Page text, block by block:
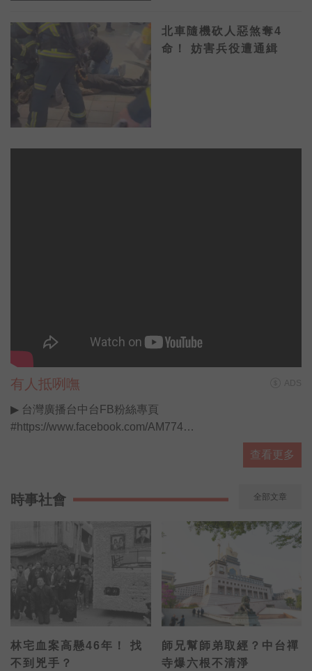
北車隨機砍人惡煞奪4
命！ 妨害兵役遭通緝
有人抵咧嘸
▶ 台灣廣播台中台FB粉絲專頁
#https://www.facebook.com/AM774
每週日晚上11點歡迎收聽台灣廣播 AM774，用最多元豐富
#開啟直播小鈴鐺不漏掉最新消息
查看更多
時事社會 全部文章
林宅血案高懸46年！ 找
不到兇手？
師兄幫師弟取經？中台禪
寺爆六根不清淨